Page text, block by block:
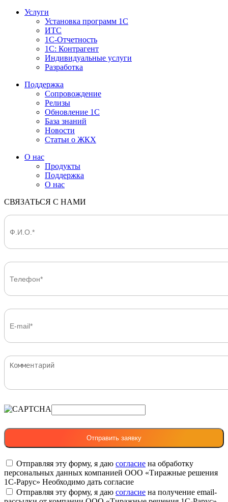
Услуги
Установка программ 1С
ИТС
1С-Отчетность
1С: Контрагент
Индивидуальные услуги
Разработка
Поддержка
Сопровождение
Релизы
Обновление 1С
База знаний
Новости
Статьи о ЖКХ
О нас
Продукты
Поддержка
О нас
СВЯЗАТЬСЯ С НАМИ
Отправляя эту форму, я даю согласие на обработку
персональных данных компанией ООО «Тиражные решения
1С-Рарус» Необходимо дать согласие
Отправляя эту форму, я даю согласие на получение email-